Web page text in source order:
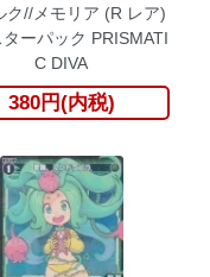
ク//メモリア (R レア)
ターパック PRISMATI
C DIVA
380円(内税)